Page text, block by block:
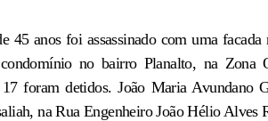
45 anos foi assassinado com uma
no bairro Planalto, na
17 foram detidos. João Maria Avundano
na Rua Engenheiro João Hélio Alves